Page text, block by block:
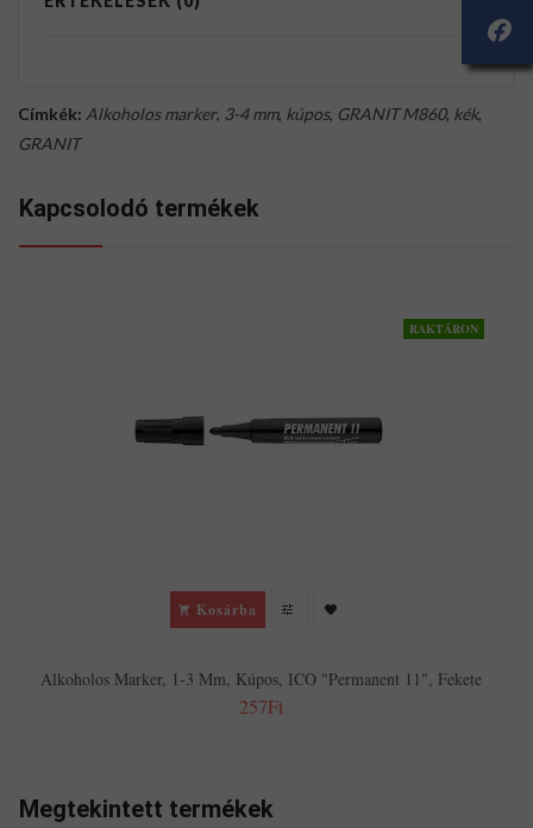
Címkék: Alkoholos marker, 3-4 mm, kúpos, GRANIT M860, kék,
GRANIT
Kapcsolodó termékek
RAKTÁRON
Kosárba
Alkoholos Marker, 1-3 Mm, Kúpos, ICO "Permanent 11", Fekete
257Ft
Megtekintett termékek